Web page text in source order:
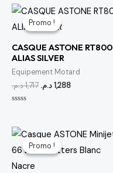
Promo !
Promo !
CASQUE ASTONE RT800
ALIAS SILVER
Equipement Motard
1,717د.م.
Le
prix
initial
1,717 د.م..
1,288د.م.
Le
1,288 د.م..
5
Promo !
Promo !
Le
prix
initial
Le
actuel